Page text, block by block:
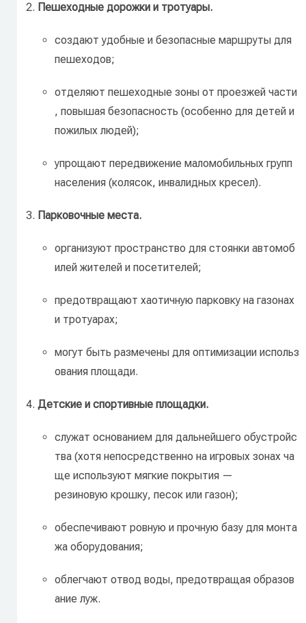
Пешеходные дорожки и тротуары.
создают удобные и безопасные маршруты для
пешеходов;
отделяют пешеходные зоны от проезжей части
, повышая безопасность (особенно для детей и
пожилых людей);
упрощают передвижение маломобильных групп
населения (колясок, инвалидных кресел).
Парковочные места.
организуют пространство для стоянки автомоб
илей жителей и посетителей;
предотвращают хаотичную парковку на газонах
и тротуарах;
могут быть размечены для оптимизации использ
ования площади.
Детские и спортивные площадки.
служат основанием для дальнейшего обустройс
тва (хотя непосредственно на игровых зонах ча
ще используют мягкие покрытия —
резиновую крошку, песок или газон);
обеспечивают ровную и прочную базу для монта
жа оборудования;
облегчают отвод воды, предотвращая образов
ание луж.